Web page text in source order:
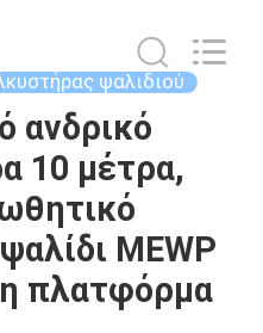
ψαλιδιού
ανδρικό
10 μέτρα,
MEWP
πλατφόρμα